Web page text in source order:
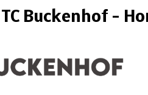
Buckenhof -